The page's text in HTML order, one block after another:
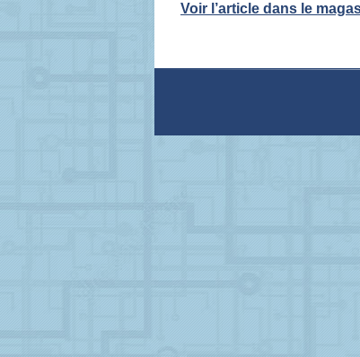
Voir l’article dans le